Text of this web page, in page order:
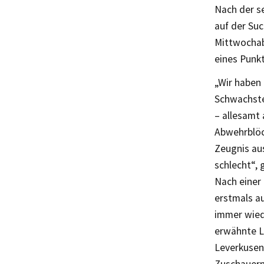
Nach der
auf der
eines
„Wir
– allesamt
Zeugnis
schlecht“,
Nach
erstmals
immer
erwähnte